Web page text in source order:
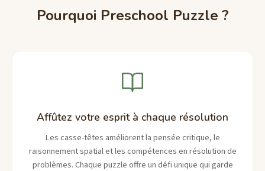
Pourquoi Preschool Puzzle ?
Affûtez votre esprit à chaque résolution
Les casse-têtes améliorent la pensée critique, le
raisonnement spatial et les compétences en résolution de
problèmes. Chaque puzzle offre un défi unique qui garde